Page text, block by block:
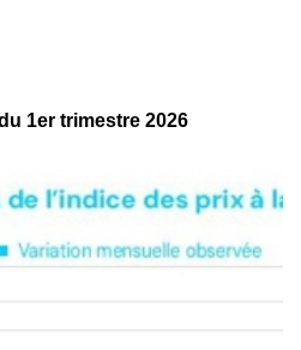
1er trimestre 2026